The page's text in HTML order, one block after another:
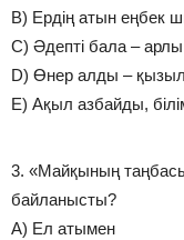
B) Ердің атын еңбек
C) Әдепті бала –
D) Өнер алды – қызыл
E) Ақыл азбайды,
3. «Майқының
байланысты?
A) Ел атымен